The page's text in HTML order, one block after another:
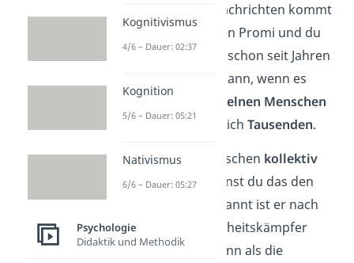
gegangen. In den Nachrichten kommt
der Nachruf auf einen Promi und du
denkst: Der ist doch schon seit Jahren
tot? Skurril wird es dann, wenn es
nicht nur einem
einzelnen Menschen
so geht, sondern gleich Tausenden.
Wenn sich viele Menschen kollektiv
falsch erinnern, nennst du das den
Mandela Effekt
. Benannt ist er nach
dem berühmten Freiheitskämpfer
Nelson Mandela
Denn als die
Kognitivismus
4/6 – Dauer: 02:37
Kognition
5/6 – Dauer: 05:21
Nativismus
6/6 – Dauer: 05:27
Psychologie
Didaktik und Methodik